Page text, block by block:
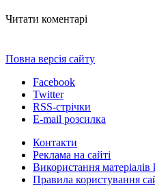
Читати коментарі
Повна версія сайту
Facebook
Twitter
RSS-стрічки
E-mail розсилка
Контакти
Реклама на сайті
Використання матеріалів
Правила користування